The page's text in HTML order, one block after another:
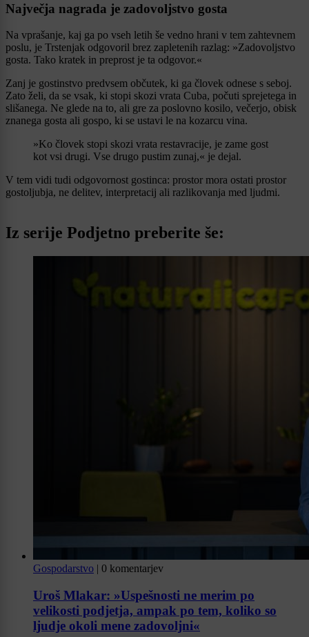
Največja nagrada je zadovoljstvo gosta
Na vprašanje, kaj ga po vseh letih še vedno hrani v tem zahtevnem
poslu, je Trstenjak odgovoril brez zapletenih razlag: »Zadovoljstvo
gosta. Tako kratek in preprost je ta odgovor.«
Zanj je gostinstvo predvsem občutek, ki ga človek odnese s seboj.
Zato želi, da se vsak, ki stopi skozi vrata Cuba, počuti sprejetega in
slišanega. Ne glede na to, ali gre za poslovno kosilo, večerjo, obisk
znanega gosta ali gospo, ki se ustavi le na kozarcu vina.
»Ko človek stopi skozi vrata restavracije, je zame gost
kot vsi drugi. Vse drugo pustim zunaj,« je dejal.
V tem vidi tudi odgovornost gostinca: prostor mora ostati prostor
gostoljubja, ne delitev, interpretacij ali razlikovanja med ljudmi.
Iz serije Podjetno preberite še:
Gospodarstvo | 0 komentarjev
Uroš Mlakar: »Uspešnosti ne merim po
velikosti podjetja, ampak po tem, koliko so
ljudje okoli mene zadovoljni«